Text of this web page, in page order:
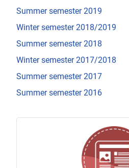
Summer semester 2019
Winter semester 2018/2019
Summer semester 2018
Winter semester 2017/2018
Summer semester 2017
Summer semester 2016